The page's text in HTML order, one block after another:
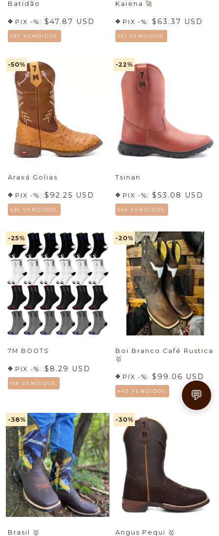
Batidão
PIX -%: $47.87 USD
287 VENDIDOS.
Kaiena 🚀
PIX -%: $63.37 USD
351 VENDIDOS.
-50%
Araxá Golias
PIX -%: $92.25 USD
436 VENDIDOS.
-22%
Tsinan
PIX -%: $53.08 USD
345 VENDIDOS.
-25%
7M BOOTS
PIX -%: $8.29 USD
168 VENDIDOS.
-20%
Boi Branco Café Rustica
🥇
PIX -%: $99.06 USD
440 VENDIDOS.
-38%
Brasil 🥇
-30%
Angus Pequi 🥇
💬